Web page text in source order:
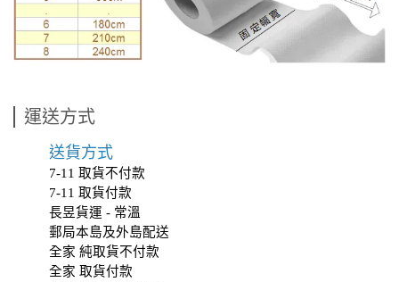
運送方式
送貨方式
7-11 取貨不付款
7-11 取貨付款
長昱貨運 - 常溫
郵局本島及外島配送
全家 純取貨不付款
全家 取貨付款